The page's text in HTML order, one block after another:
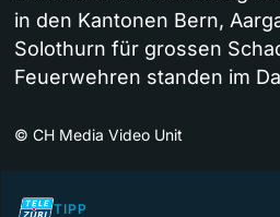
in den Kantonen Bern,
Solothurn für grossen
Feuerwehren standen im
© CH Media Video Unit
TIPP